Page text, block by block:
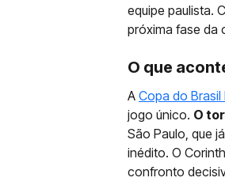
equipe paulista.
próxima fase da
O que
A Copa do Brasil
jogo único. O
São Paulo, que
inédito. O
confronto